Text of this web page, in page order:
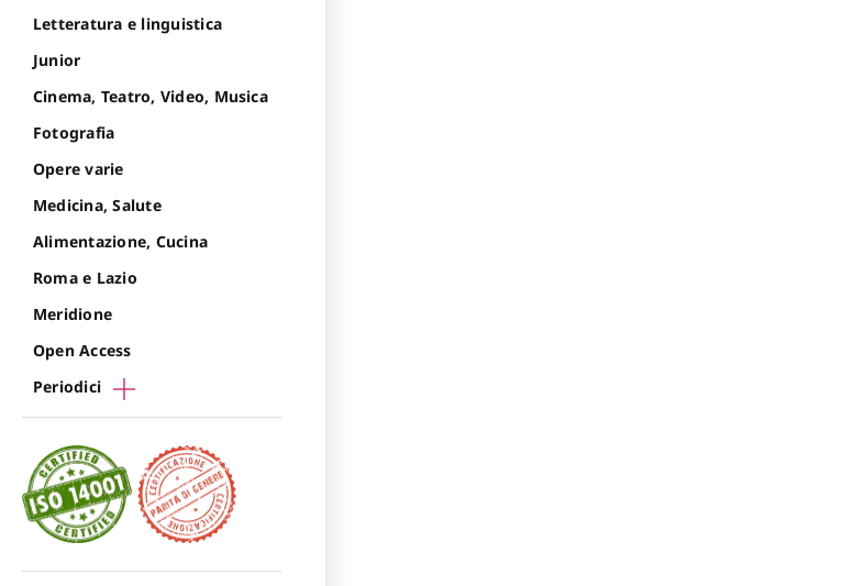
Letteratura e linguistica
Junior
Cinema, Teatro, Video, Musica
Fotografia
Opere varie
Medicina, Salute
Alimentazione, Cucina
Roma e Lazio
Meridione
Open Access
Periodici